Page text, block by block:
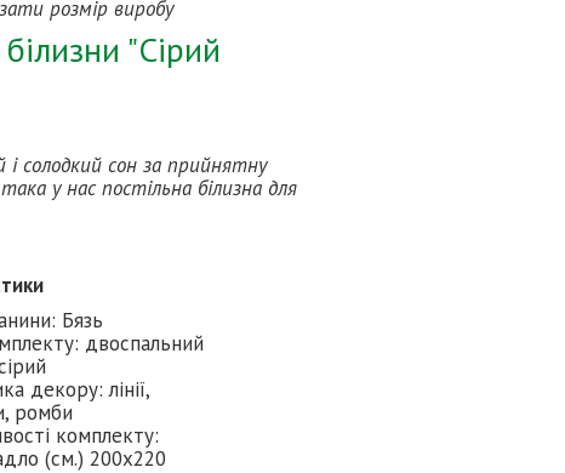
розмір виробу
"Сірий
солодкий сон за прийнятну
у нас постільна білизна для
Бязь
двоспальний
декору: лінії,
ромби
комплекту:
(см.) 200х220